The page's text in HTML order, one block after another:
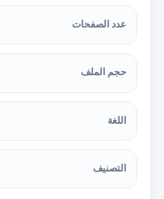
عدد الصفحات
حجم الملف
اللغة
التصنيف